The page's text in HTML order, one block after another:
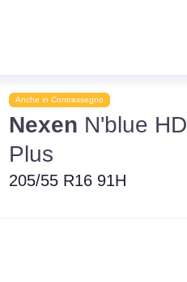
Anche in Contrassegno
Nexen N'blue HD
Plus
205/55 R16 91H